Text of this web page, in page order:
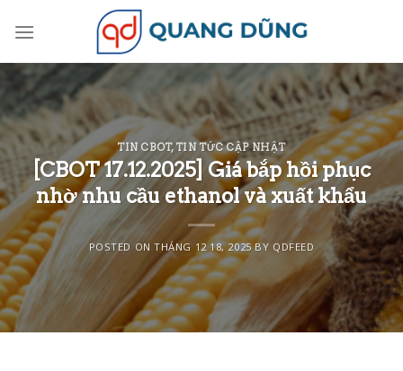
TIN CBOT, TIN TỨC CẬP NHẬT
[CBOT 17.12.2025] Giá bắp hồi phục
nhờ nhu cầu ethanol và xuất khẩu
POSTED ONTHÁNG 12 18, 2025BY QDFEED